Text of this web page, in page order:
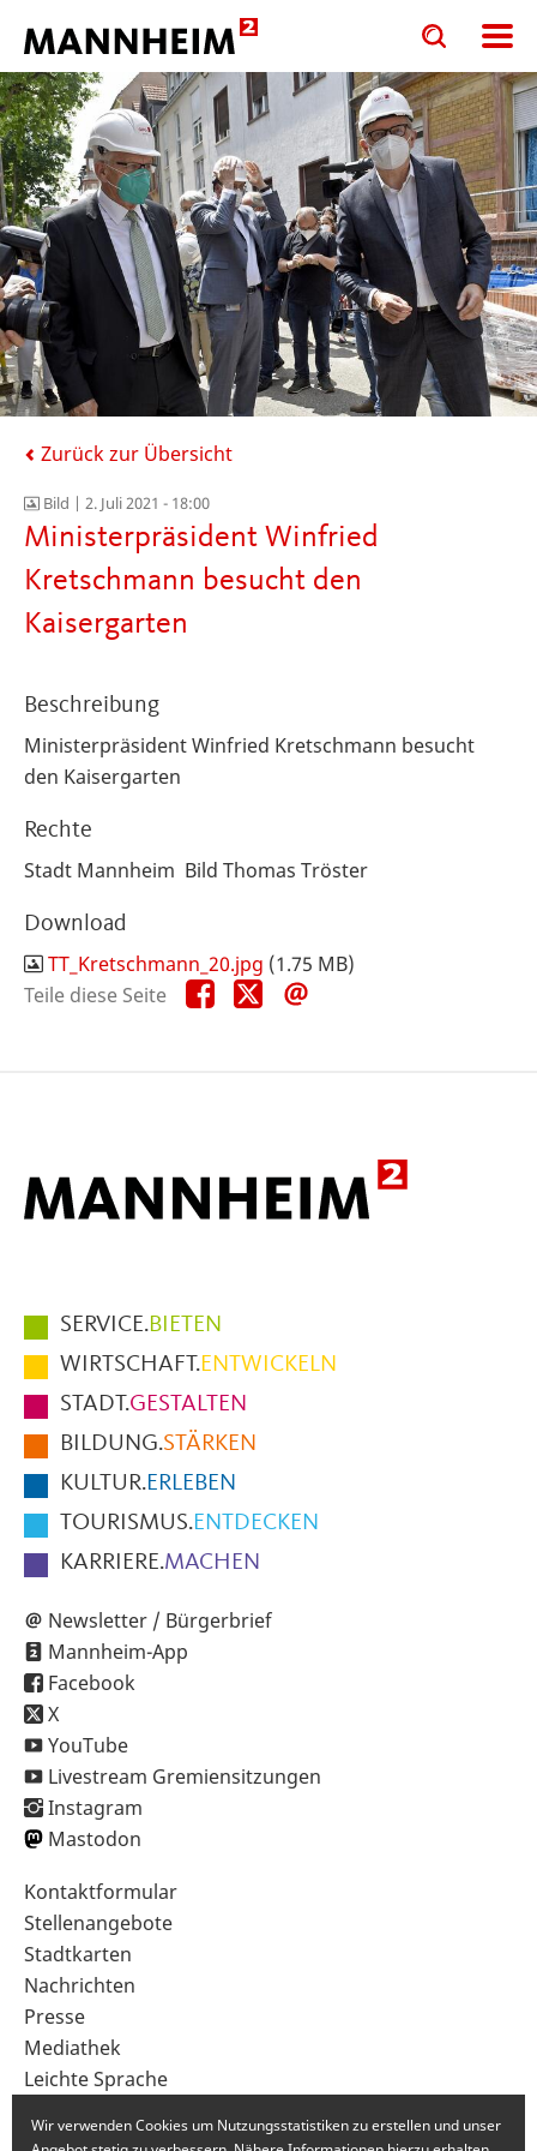
Toggle
search
input
form
Toggle
search
input
Zurück zur Übersicht
Bild | 2. Juli 2021 - 18:00
Ministerpräsident Winfried
Kretschmann besucht den
Kaisergarten
Beschreibung
Ministerpräsident Winfried Kretschmann besucht
den Kaisergarten
Rechte
Stadt Mannheim Bild Thomas Tröster
Download
TT_Kretschmann_20.jpg (1.75 MB)
Teile diese Seite
Teile
diese
Teile
diese
Hauptmenüpunkte
im
Fußbereich
der
Seite
SERVICE.BIETEN
WIRTSCHAFT.ENTWICKELN
STADT.GESTALTEN
BILDUNG.STÄRKEN
KULTUR.ERLEBEN
TOURISMUS.ENTDECKEN
KARRIERE.MACHEN
Newsletter / Bürgerbrief
Mannheim-App
Facebook
X
YouTube
Livestream Gremiensitzungen
Instagram
Mastodon
Sekundärnavigation
im
Fußbereich
Kontaktformular
Stellenangebote
Stadtkarten
Nachrichten
Presse
Mediathek
Leichte Sprache
Wir verwenden Cookies um Nutzungsstatistiken zu erstellen und unser